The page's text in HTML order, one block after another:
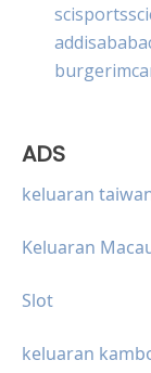
ADS
keluaran
Keluaran
Slot
keluaran